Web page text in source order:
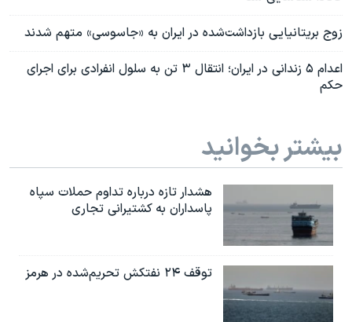
زوج بریتانیایی بازداشت‌شده در ایران به «جاسوسی» متهم شدند
اعدام ۵ زندانی در ایران؛ انتقال ۳ تن به سلول انفرادی برای اجرای
حکم
بیشتر بخوانید
هشدار تازه درباره تداوم حملات سپاه
پاسداران به کشتیرانی تجاری
توقف ۲۴ نفتکش تحریم‌شده در هرمز